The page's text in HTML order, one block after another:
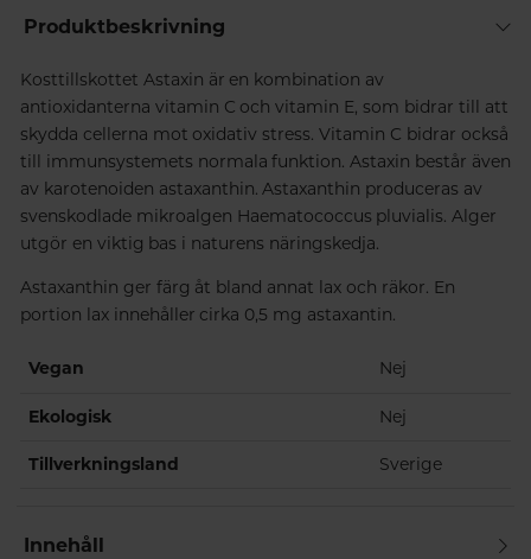
Produktbeskrivning
Kosttillskottet Astaxin är en kombination av
antioxidanterna vitamin C och vitamin E, som bidrar till att
skydda cellerna mot oxidativ stress. Vitamin C bidrar också
till immunsystemets normala funktion. Astaxin består även
av karotenoiden astaxanthin. Astaxanthin produceras av
svenskodlade mikroalgen Haematococcus pluvialis. Alger
utgör en viktig bas i naturens näringskedja.
Astaxanthin ger färg åt bland annat lax och räkor. En
portion lax innehåller cirka 0,5 mg astaxantin.
Vegan Nej
Ekologisk Nej
Tillverkningsland Sverige
Innehåll